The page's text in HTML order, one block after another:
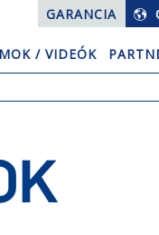
GARANCIA
/ VIDEÓK